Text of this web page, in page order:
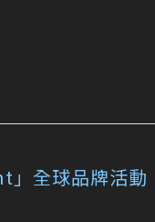
全球品牌活動